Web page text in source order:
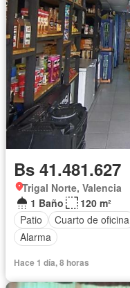
Bs 41.481.627
Trigal Norte, Valencia
1 Baño
120 m²
Patio
Cuarto de oficina
Alarma
Hace 1 día, 8 horas